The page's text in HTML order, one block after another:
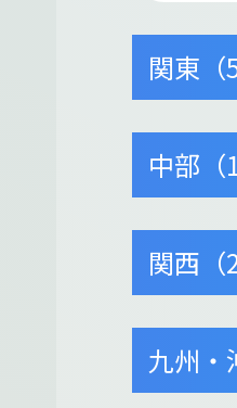
関東（5
中部（1
関西（2
九州・